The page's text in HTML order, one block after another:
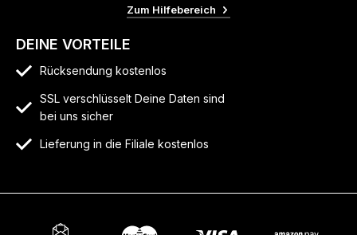
Zum Hilfebereich
DEINE VORTEILE
Rücksendung kostenlos
SSL verschlüsselt Deine Daten sind
bei uns sicher
Lieferung in die Filiale kostenlos